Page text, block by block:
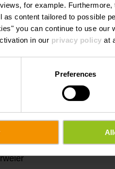
for example.
as content tailored to possible
you can continue to use our
in our privacy policy at
Preferences